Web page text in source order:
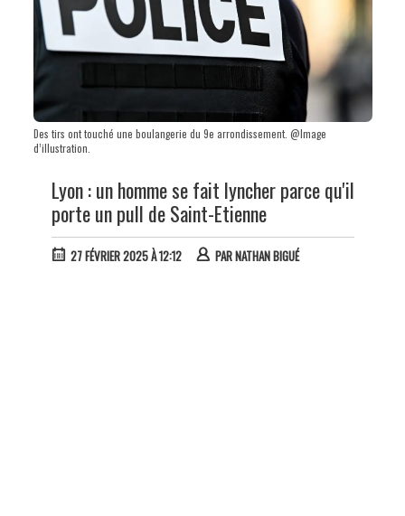
Des tirs ont touché une boulangerie du 9e arrondissement. @Image
d’illustration.
Lyon : un homme se fait lyncher parce qu'il
porte un pull de Saint-Etienne
27 FÉVRIER 2025 À 12:12 PARNATHAN BIGUÉ